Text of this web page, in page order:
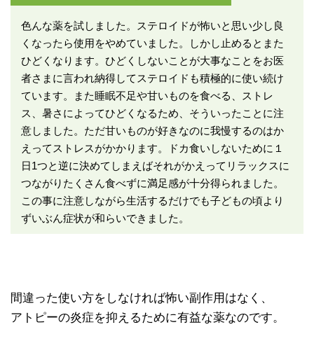
色んな薬を試しました。ステロイドが怖いと思い少し良
くなったら使用をやめていました。しかし止めるとまた
ひどくなります。ひどくしないことが大事なことをお医
者さまに言われ納得してステロイドも積極的に使い続け
ています。また睡眠不足や甘いものを食べる、ストレ
ス、暑さによってひどくなるため、そういったことに注
意しました。ただ甘いものが好きなのに我慢するのはか
えってストレスがかかります。ドカ食いしないために１
日1つと逆に決めてしまえばそれがかえってリラックスに
つながりたくさん食べずに満足感が十分得られました。
この事に注意しながら生活するだけでも子どもの頃より
ずいぶん症状が和らいできました。
間違った使い方をしなければ怖い副作用はなく、
アトピーの炎症を抑えるために有益な薬なのです。